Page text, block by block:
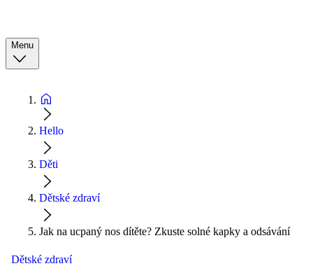
Menu
Hello
Děti
Dětské zdraví
Jak na ucpaný nos dítěte? Zkuste solné kapky a odsávání
Dětské zdraví